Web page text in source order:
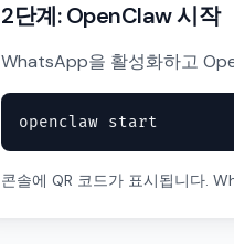
2단계: OpenClaw 시작
WhatsApp을 활성화하고
openclaw start
콘솔에 QR 코드가 표시됩니다.